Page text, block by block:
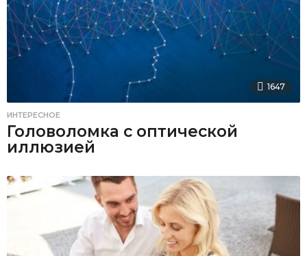
1647
ИНТЕРЕСНОЕ
Головоломка с оптической
иллюзией